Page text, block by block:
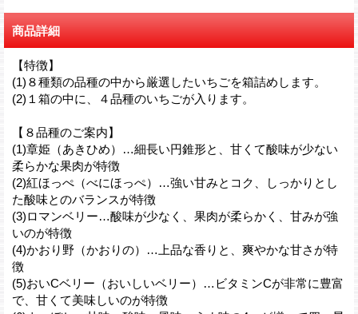
商品詳細
【特徴】
(1)８種類の品種の中から厳選したいちごを箱詰めします。
(2)１箱の中に、４品種のいちごが入ります。
【８品種のご案内】
(1)章姫（あきひめ）…細長い円錐形と、甘くて酸味が少ない
柔らかな果肉が特徴
(2)紅ほっぺ（べにほっぺ）…強い甘みとコク、しっかりとし
た酸味とのバランスが特徴
(3)ロマンベリー…酸味が少なく、果肉が柔らかく、甘みが強
いのが特徴
(4)かおり野（かおりの）…上品な香りと、爽やかな甘さが特
徴
(5)おいCベリー（おいしいベリー）…ビタミンCが非常に豊富
で、甘くて美味しいのが特徴